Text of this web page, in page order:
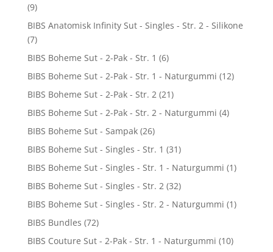
(9)
BIBS Anatomisk Infinity Sut - Singles - Str. 2 - Silikone
(7)
BIBS Boheme Sut - 2-Pak - Str. 1 (6)
BIBS Boheme Sut - 2-Pak - Str. 1 - Naturgummi (12)
BIBS Boheme Sut - 2-Pak - Str. 2 (21)
BIBS Boheme Sut - 2-Pak - Str. 2 - Naturgummi (4)
BIBS Boheme Sut - Sampak (26)
BIBS Boheme Sut - Singles - Str. 1 (31)
BIBS Boheme Sut - Singles - Str. 1 - Naturgummi (1)
BIBS Boheme Sut - Singles - Str. 2 (32)
BIBS Boheme Sut - Singles - Str. 2 - Naturgummi (1)
BIBS Bundles (72)
BIBS Couture Sut - 2-Pak - Str. 1 - Naturgummi (10)